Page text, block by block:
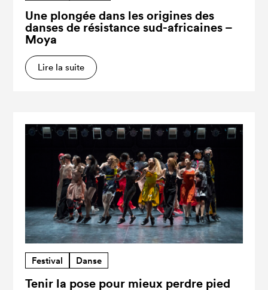
Une plongée dans les origines des
danses de résistance sud-africaines –
Moya
Lire la suite
Festival Danse
Tenir la pose pour mieux perdre pied